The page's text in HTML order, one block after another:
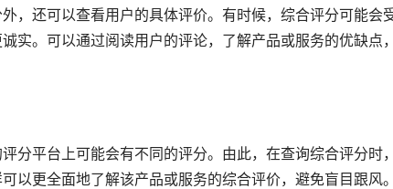
，还可以查看用户的具体评价。有时候，综合评分可能会
实。可以通过阅读用户的评论，了解产品或服务的优缺点
分平台上可能会有不同的评分。由此，在查询综合评分时
以更全面地了解该产品或服务的综合评价，避免盲目跟风。